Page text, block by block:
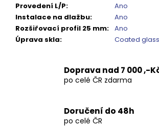
Provedení L/P:
Ano
Instalace na dlažbu:
Ano
Rozšiřovací profil 25 mm: Ano
Úprava skla: Coated glass
Doprava nad 7 000 ,-
po celé ČR zdarma
Doručení do 48h
po celé ČR